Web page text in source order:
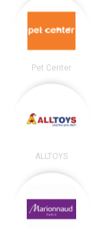
Pet Center
ALLTOYS